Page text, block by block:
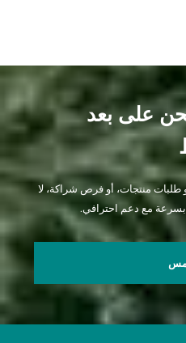
على بعد
طلبات منتجات، أو فرص شراكة، لا
بسرعة مع دعم احترافي.